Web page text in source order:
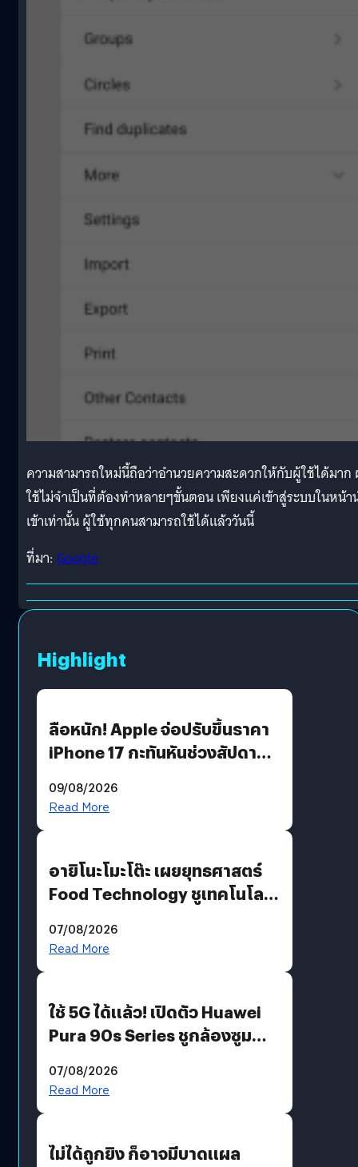
ความสามารถใหม่นี้ถือว่าอำนวยความสะดวกให้กับผู้ใช้ได้มาก
ใช้ไม่จำเป็นที่ต้องทำหลายๆขั้นตอน เพียงแค่เข้าสู่ระบบในหน้า
เข้าเท่านั้น ผู้ใช้ทุกคนสามารถใช้ได้แล้ววันนี้
ที่มา: Google
Highlight
ลือหนัก! Apple จ่อปรับขึ้นราคา
iPhone 17 กะทันหันช่วงสัปดาห์ที่
09/08/2026
Read More
อายิโนะโมะโต๊ะ เผยยุทธศาสตร์
Food Technology ชูเทคโนโลยี
บริโภคและ B2B
07/08/2026
Read More
ใช้ 5G ได้แล้ว! เปิดตัว Huawei
Pura 90s Series ชูกล้องซูม
07/08/2026
Read More
ไม่ได้ถูกยิง ก็อาจมีบาดแผล